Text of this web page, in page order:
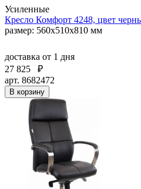
Усиленные
Кресло Комфорт 4248, цвет
размер: 560х510х810 мм
доставка от 1 дня
27 825
₽
арт. 8682472
В корзину